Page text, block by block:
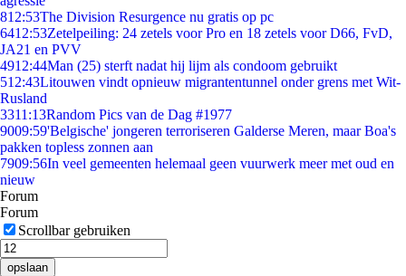
812:53The Division Resurgence nu gratis op pc
6412:53Zetelpeiling: 24 zetels voor Pro en 18 zetels voor D66, FvD,
JA21 en PVV
4912:44Man (25) sterft nadat hij lijm als condoom gebruikt
512:43Litouwen vindt opnieuw migrantentunnel onder grens met Wit-
Rusland
3311:13Random Pics van de Dag #1977
9009:59'Belgische' jongeren terroriseren Galderse Meren, maar Boa's
pakken topless zonnen aan
7909:56In veel gemeenten helemaal geen vuurwerk meer met oud en
nieuw
Forum
Forum
Scrollbar gebruiken
opslaan